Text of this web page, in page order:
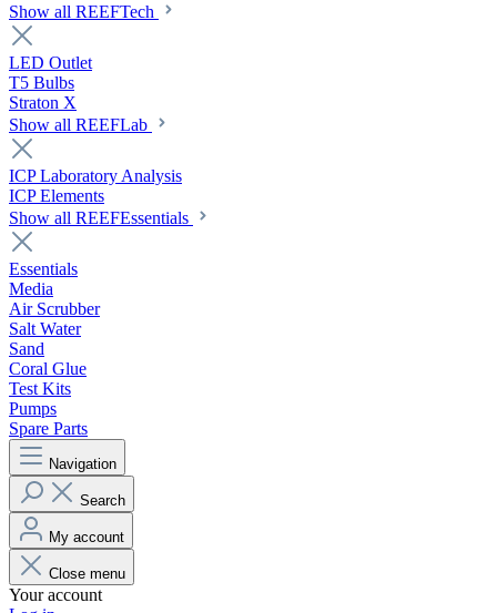
Show all REEFTech
LED Outlet
T5 Bulbs
Straton X
Show all REEFLab
ICP Laboratory Analysis
ICP Elements
Show all REEFEssentials
Essentials
Media
Air Scrubber
Salt Water
Sand
Coral Glue
Test Kits
Pumps
Spare Parts
Navigation
Search
My account
Close menu
Your account